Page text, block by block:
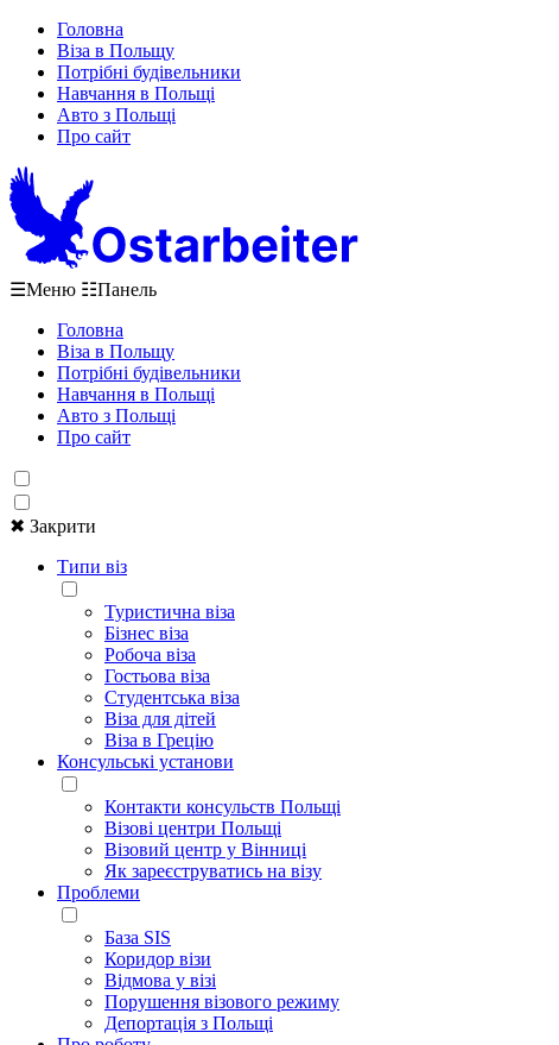
Головна
Віза в Польщу
Потрібні будівельники
Навчання в Польщі
Авто з Польщі
Про сайт
☰Меню ☷Панель
Головна
Віза в Польщу
Потрібні будівельники
Навчання в Польщі
Авто з Польщі
Про сайт
✖ Закрити
Типи віз
Туристична віза
Бізнес віза
Робоча віза
Гостьова віза
Студентська віза
Віза для дітей
Віза в Грецію
Консульські установи
Контакти консульств Польщі
Візові центри Польщі
Візовий центр у Вінниці
Як зареєструватись на візу
Проблеми
База SIS
Коридор візи
Відмова у візі
Порушення візового режиму
Депортація з Польщі